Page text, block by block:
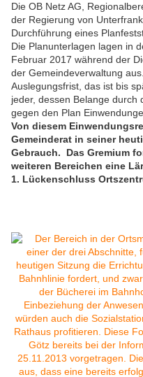
Die OB Netz AG,
der Regierung von
Durchführung eines
Die Planunterlagen lagen in
Februar 2017 während der
der Gemeindeverwaltung
Auslegungsfrist, das ist bis
jeder, dessen Belange durch
gegen den Plan
Von diesem
Gemeinderat in seiner
Gebrauch. Das Gremium
weiteren Bereichen eine
1. Lückenschluss